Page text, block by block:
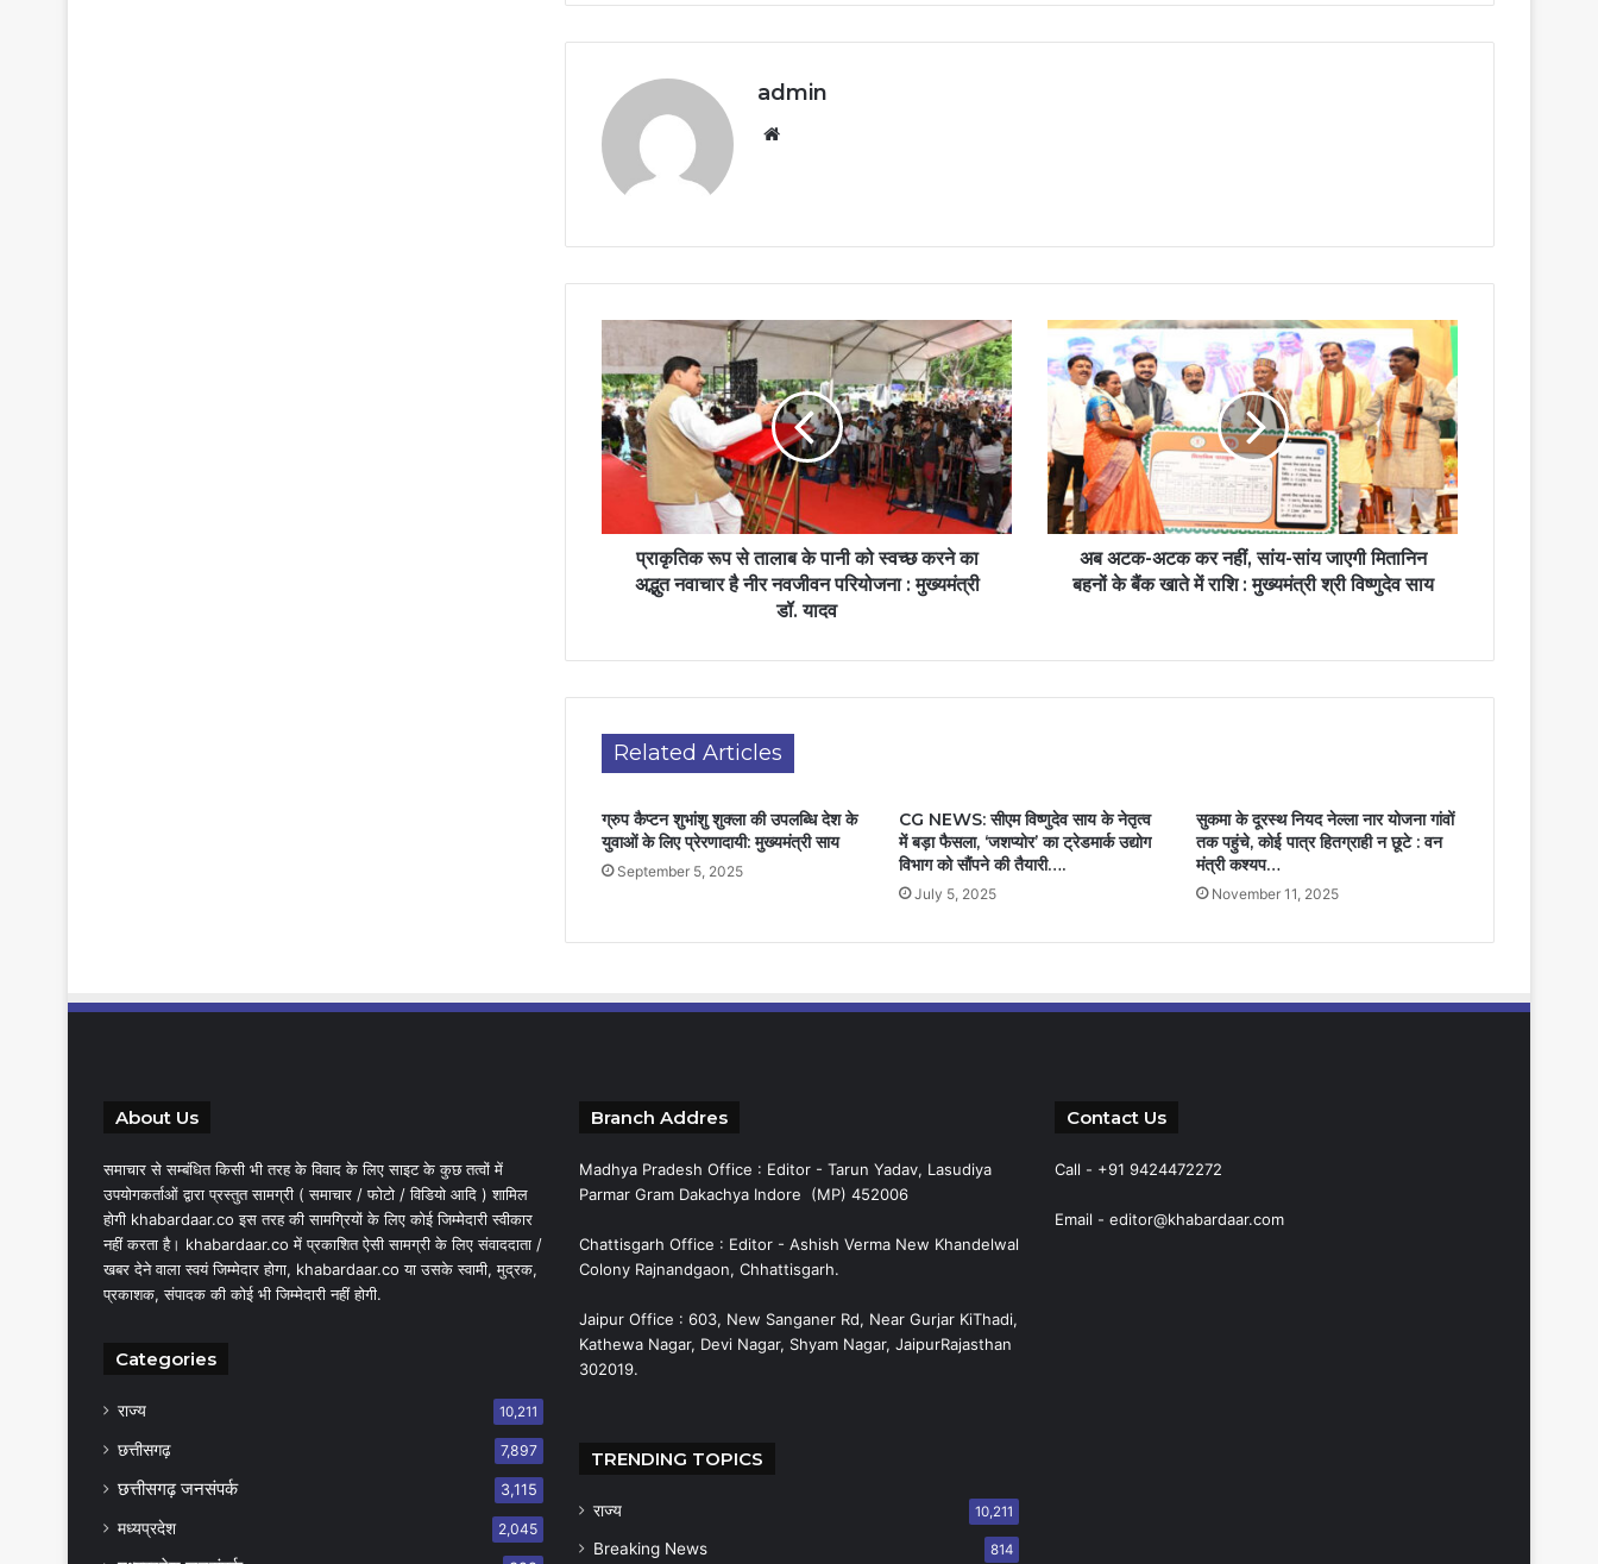
admin
प्राकृतिक रूप से तालाब के पानी को स्वच्छ करने का
अद्भुत नवाचार है नीर नवजीवन परियोजना : मुख्यमंत्री
डॉ. यादव
अब अटक-अटक कर नहीं, सांय-सांय जाएगी मितानिन
बहनों के बैंक खाते में राशि : मुख्यमंत्री श्री विष्णुदेव साय
Related Articles
ग्रुप कैप्टन शुभांशु शुक्ला की उपलब्धि देश के
युवाओं के लिए प्रेरणादायी: मुख्यमंत्री साय
September 5, 2025
CG NEWS: सीएम विष्णुदेव साय के नेतृत्व
में बड़ा फैसला, ‘जशप्योर’ का ट्रेडमार्क उद्योग
विभाग को सौंपने की तैयारी….
July 5, 2025
सुकमा के दूरस्थ नियद नेल्ला नार योजना गांवों
तक पहुंचे, कोई पात्र हितग्राही न छूटे : वन
मंत्री कश्यप…
November 11, 2025
About Us
समाचार से सम्बंधित किसी भी तरह के विवाद के लिए साइट के कुछ तत्वों में
उपयोगकर्ताओं द्वारा प्रस्तुत सामग्री ( समाचार / फोटो / विडियो आदि ) शामिल
होगी khabardaar.co इस तरह की सामग्रियों के लिए कोई जिम्मेदारी स्वीकार
नहीं करता है। khabardaar.co में प्रकाशित ऐसी सामग्री के लिए संवाददाता /
खबर देने वाला स्वयं जिम्मेदार होगा, khabardaar.co या उसके स्वामी, मुद्रक,
प्रकाशक, संपादक की कोई भी जिम्मेदारी नहीं होगी.
Categories
राज्य 10,211
छत्तीसगढ़ 7,897
छत्तीसगढ़ जनसंपर्क 3,115
मध्यप्रदेश 2,045
Branch Addres
Madhya Pradesh Office : Editor - Tarun Yadav, Lasudiya
Parmar Gram Dakachya Indore (MP) 452006
Chattisgarh Office : Editor - Ashish Verma New Khandelwal
Colony Rajnandgaon, Chhattisgarh.
Jaipur Office : 603, New Sanganer Rd, Near Gurjar KiThadi,
Kathewa Nagar, Devi Nagar, Shyam Nagar, JaipurRajasthan
302019.
TRENDING TOPICS
राज्य 10,211
Breaking News 814
Contact Us
Call - +91 9424472272
Email - editor@khabardaar.com